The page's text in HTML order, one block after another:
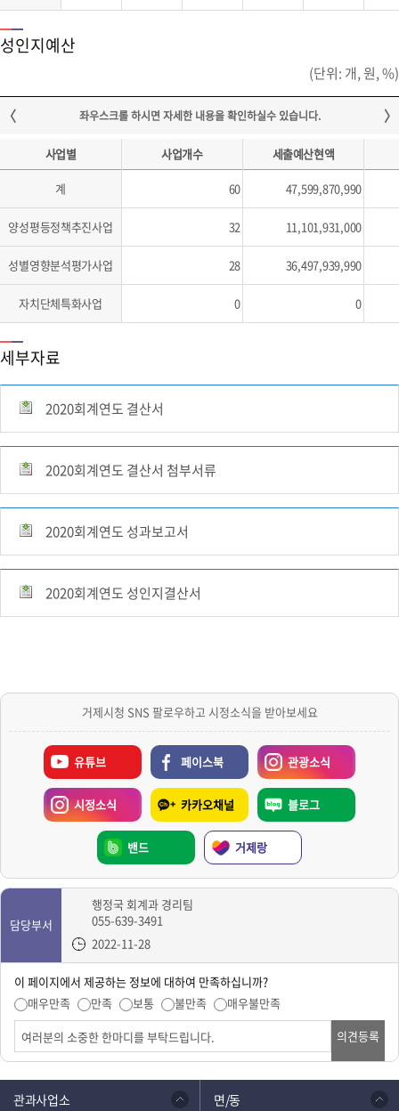
성인지예산
(단위: 개, 원, %)
사업별 사업개수 세출예산현액
계 60 47,599,870,990
양성평등정책추진사업 32 11,101,931,000
성별영향분석평가사업 28 36,497,939,990
자치단체특화사업 0 0
세부자료
2020회계연도 결산서
2020회계연도 결산서 첨부서류
2020회계연도 성과보고서
2020회계연도 성인지결산서
거제시청 SNS 팔로우하고 시정소식을 받아보세요
유튜브 페이스북 관광소식
시정소식 카카오채널 블로그
밴드 거제랑
담당부서
행정국 회계과 경리팀
055-639-3491
2022-11-28
이 페이지에서 제공하는 정보에 대하여 만족하십니까?
매우만족
만족 보통 불만족
매우불만족
의견등록
관과사업소 면/동